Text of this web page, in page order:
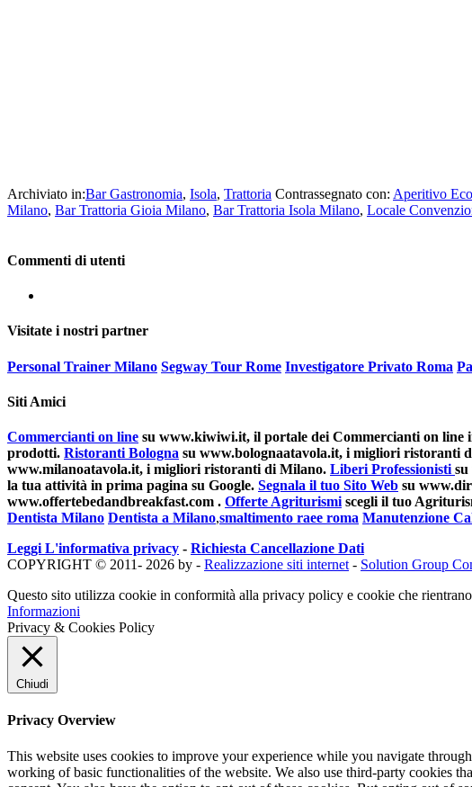
Archiviato in:Bar Gastronomia, Isola, Trattoria Contrassegnato con: Aperitivo
Milano, Bar Trattoria Gioia Milano, Bar Trattoria Isola Milano, Locale
Commenti di utenti
Visitate i nostri partner
Personal Trainer Milano Segway Tour Rome Investigatore Privato Roma
Siti Amici
Commercianti on line su www.kiwiwi.it, il portale dei Commercianti on line
prodotti. Ristoranti Bologna su www.bolognaatavola.it, i migliori ristoranti
www.milanoatavola.it, i migliori ristoranti di Milano. Liberi Professionisti
la tua attività in prima pagina su Google. Segnala il tuo Sito Web su
www.offertebedandbreakfast.com . Offerte Agriturismi scegli il tuo
Dentista Milano Dentista a Milano,smaltimento raee roma Manutenzione
Leggi L'informativa privacy - Richiesta Cancellazione Dati
COPYRIGHT © 2011- 2026 by - Realizzazione siti internet - Solution Group
Questo sito utilizza cookie in conformità alla privacy policy e cookie che
Informazioni
Privacy & Cookies Policy
Chiudi
Privacy Overview
This website uses cookies to improve your experience while you navigate
working of basic functionalities of the website. We also use third-party cookies